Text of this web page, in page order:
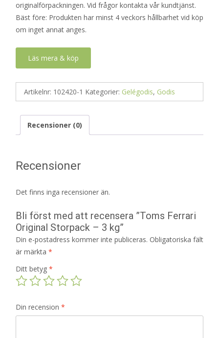
originalförpackningen. Vid frågor kontakta vår kundtjänst.
Bäst före: Produkten har minst 4 veckors hållbarhet vid köp
om inget annat anges.
Läs mera & köp
Artikelnr: 102420-1 Kategorier: Gelégodis, Godis
Recensioner (0)
Recensioner
Det finns inga recensioner än.
Bli först med att recensera ”Toms Ferrari
Original Storpack – 3 kg”
Din e-postadress kommer inte publiceras. Obligatoriska fält
är märkta *
Ditt betyg *
Din recension *